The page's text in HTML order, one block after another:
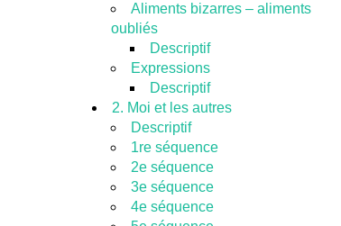
Aliments bizarres – aliments
oubliés
Descriptif
Expressions
Descriptif
2. Moi et les autres
Descriptif
1re séquence
2e séquence
3e séquence
4e séquence